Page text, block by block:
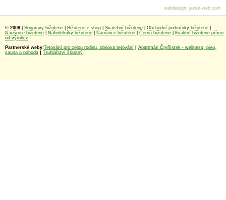
© 2008 Soupravy bižuterie Bižuterie e shop Svatební bižuterie Obchodní podmínky bižuterie
Naušnice bižuterie
Náhrdelníky bižuterie Naušnice bižuterie Černá bižuterie
Kvalitní bižuterie přímo
od výrobce
Partnerské weby:Tetování pro celou rodinu, obnova tetování
Apartmán Čtyřlístek - wellness, pivo,
sauna a pohoda
Truhlářství šťastný
webdesign: jezek-web.com